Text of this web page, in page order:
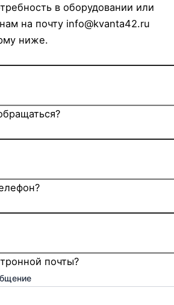
в оборудовании или
на почту info@kvanta42.ru
ниже.
почты?